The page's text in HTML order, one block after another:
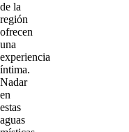
de la
región
ofrecen
una
experiencia
íntima.
Nadar
en
estas
aguas